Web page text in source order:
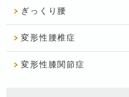
ぎっくり腰
変形性腰椎症
変形性膝関節症